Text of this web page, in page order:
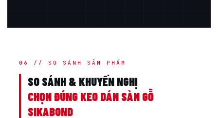
06 // SO SÁNH SẢN PHẨM
SO SÁNH & KHUYẾN NGHỊ
CHỌN ĐÚNG KEO DÁN SÀN GỖ
SIKABOND